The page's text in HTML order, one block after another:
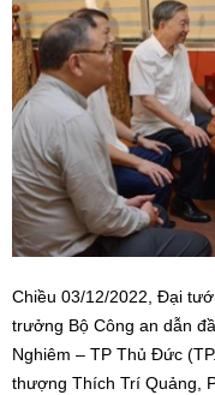
Chiều 03/12/2022, Đại
trưởng Bộ Công an dẫn
Nghiêm – TP Thủ Đức
thượng Thích Trí Quảng,